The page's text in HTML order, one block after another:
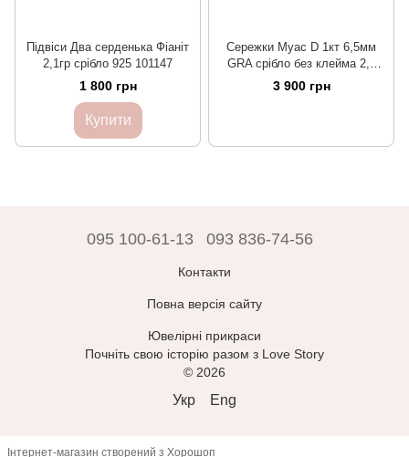
Підвіси Два серденька Фіаніт
2,1гр срібло 925 101147
1 800 грн
Купити
Сережки Муас D 1кт 6,5мм
GRA срібло без клейма 2,5
101314
3 900 грн
095 100-61-13 093 836-74-56
Контакти
Повна версія сайту
Ювелірні прикраси
Почніть свою історію разом з Love Story
© 2026
Укр Eng
Інтернет-магазин створений з Хорошоп